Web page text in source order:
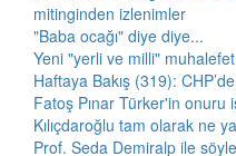
mitinginden izlenimler
"Baba ocağı" diye diye...
Yeni "yerli ve milli"
Haftaya Bakış (319):
Fatoş Pınar Türker'in onuru
Kılıçdaroğlu tam olarak ne
Prof. Seda Demiralp ile